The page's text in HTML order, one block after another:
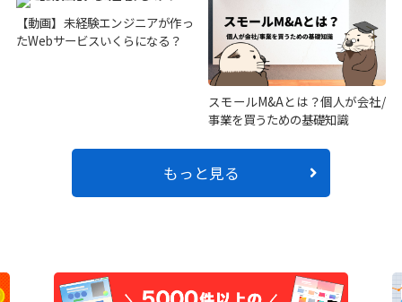
【動画】未経験エンジニアが作っ
たWebサービスいくらになる？
スモールM&Aとは？個人が会社/
事業を買うための基礎知識
もっと見る